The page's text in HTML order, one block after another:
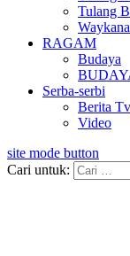
Tulang
RAGAM
Budaya
Serba-serbi
Berita Tv
Video
site mode button
Cari untuk: